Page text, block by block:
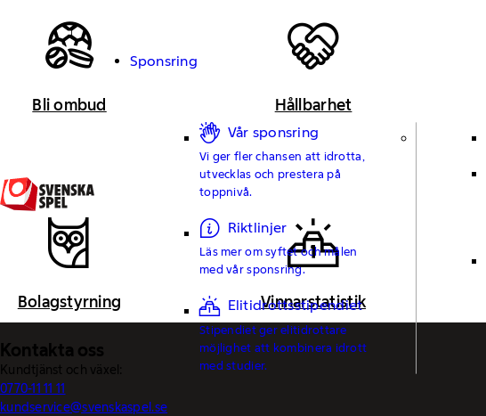
Sponsring
Vår sponsring
Vi ger fler chansen att idrotta,
utvecklas och prestera på
toppnivå.
Riktlinjer
Läs mer om syftet och målen
med vår sponsring.
Elitidrottsstipendiet
Stipendiet ger elitidrottare
möjlighet att kombinera idrott
med studier.
Bli ombud Hållbarhet
Bolagstyrning Vinnarstatistik
Kontakta oss
Kundtjänst och växel:
0770-11 11 11
kundservice@svenskaspel.se